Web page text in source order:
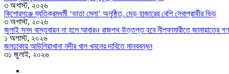
৩ অগাস্ট, ২০২৬
কিশোরগঞ্জে ব্যতিক্রমধর্মী ‘ভাতা মেলা’ অনুষ্ঠিত, দেড় হাজারের বেশি সেবাপ্রার্থীর ভিড়
৩ অগাস্ট, ২০২৬
জুলাই সনদ বাস্তবায়ন না হলে আবারও রাজপথ উত্তপ্ত হবে নীলফামারীতে জামায়াতের
১ অগাস্ট, ২০২৬
জলঢাকায় আউলিয়াখানা নদীর খাল খননের দাবিতে মানববন্ধন
৩১ জুলাই, ২০২৬